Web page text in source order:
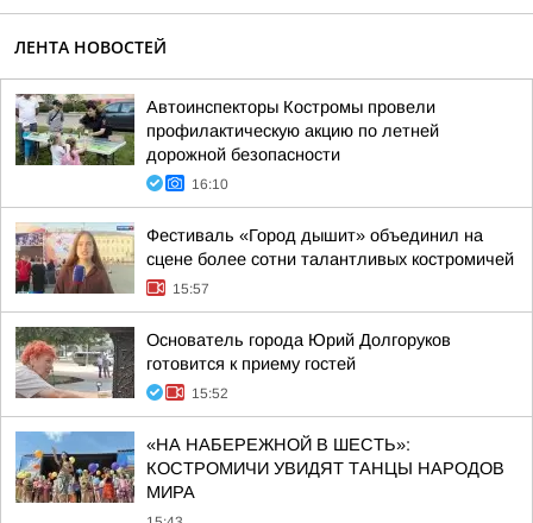
ЛЕНТА НОВОСТЕЙ
Автоинспекторы Костромы провели
профилактическую акцию по летней
дорожной безопасности
16:10
Фестиваль «Город дышит» объединил на
сцене более сотни талантливых костромичей
15:57
Основатель города Юрий Долгоруков
готовится к приему гостей
15:52
«НА НАБЕРЕЖНОЙ В ШЕСТЬ»:
КОСТРОМИЧИ УВИДЯТ ТАНЦЫ НАРОДОВ
МИРА